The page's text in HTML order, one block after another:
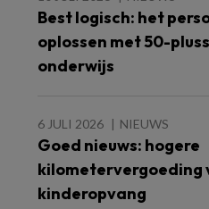
Best logisch: het
oplossen met 50-
onderwijs
6 JULI 2026 NIEUWS
Goed nieuws: hogere
kilometervergoeding
kinderopvang